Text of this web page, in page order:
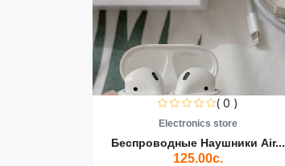
( 0 )
Electronics store
Беспроводные Наушники Air...
125.00с.